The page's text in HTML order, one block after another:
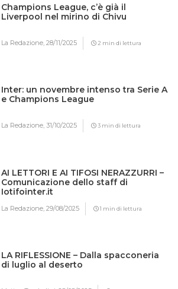
Champions League, c’è già il
Liverpool nel mirino di Chivu
La Redazione,28/11/2025 2 min di lettura
Inter: un novembre intenso tra Serie A
e Champions League
La Redazione,31/10/2025 3 min di lettura
AI LETTORI E AI TIFOSI NERAZZURRI –
Comunicazione dello staff di
Iotifointer.it
La Redazione,29/08/2025 1 min di lettura
LA RIFLESSIONE – Dalla spacconeria
di luglio al deserto